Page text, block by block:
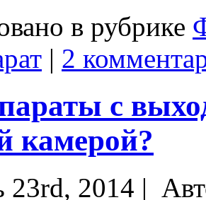
в рубрике
| 2
с
камерой?
23rd, 2014 |